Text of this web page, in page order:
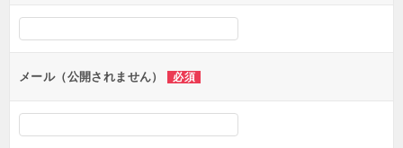
シ
ンメール（公開されません） 必須